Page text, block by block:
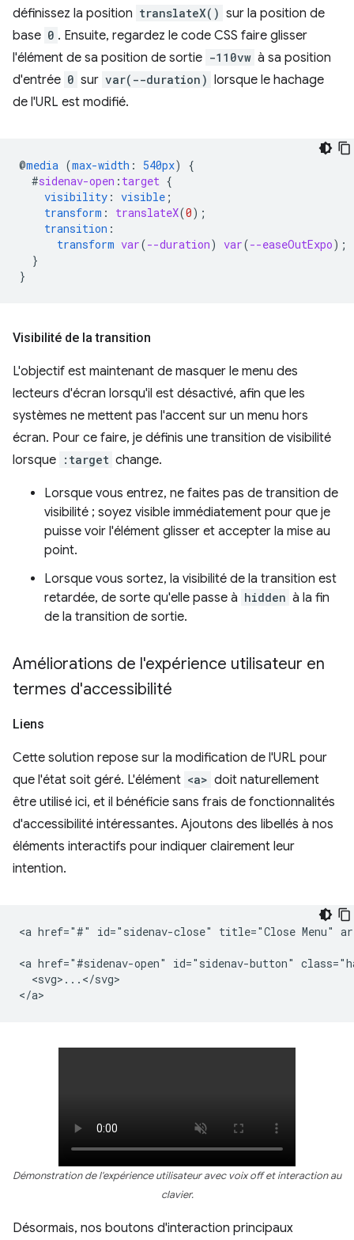
définissez la position translateX() sur la position de
base 0 . Ensuite, regardez le code CSS faire glisser
l'élément de sa position de sortie -110vw à sa position
d'entrée 0 sur var(--duration) lorsque le hachage
de l'URL est modifié.
@media (max-width : 540px)
{
#sidenav-open : target {
visibility : visible ;
transform : translateX(0);
transition :
transform var(--duration) var(--easeOutExpo);
}
}
Visibilité de la transition
L'objectif est maintenant de masquer le menu des
lecteurs d'écran lorsqu'il est désactivé, afin que les
systèmes ne mettent pas l'accent sur un menu hors
écran. Pour ce faire, je définis une transition de visibilité
lorsque :target change.
Lorsque vous entrez, ne faites pas de transition de
visibilité ; soyez visible immédiatement pour que je
puisse voir l'élément glisser et accepter la mise au
point.
Lorsque vous sortez, la visibilité de la transition est
retardée, de sorte qu'elle passe à hidden à la fin
de la transition de sortie.
Améliorations de l'expérience utilisateur en
termes d'accessibilité
Liens
Cette solution repose sur la modification de l'URL pour
que l'état soit géré. L'élément <a> doit naturellement
être utilisé ici, et il bénéficie sans frais de fonctionnalités
d'accessibilité intéressantes. Ajoutons des libellés à nos
éléments interactifs pour indiquer clairement leur
intention.
<a href="#" id="sidenav-close" title="Close Menu"
<a href="#sidenav-open" id="sidenav-button"
  <svg>...</svg>
Démonstration de l'expérience utilisateur avec voix off et interaction au
clavier.
Désormais, nos boutons d'interaction principaux